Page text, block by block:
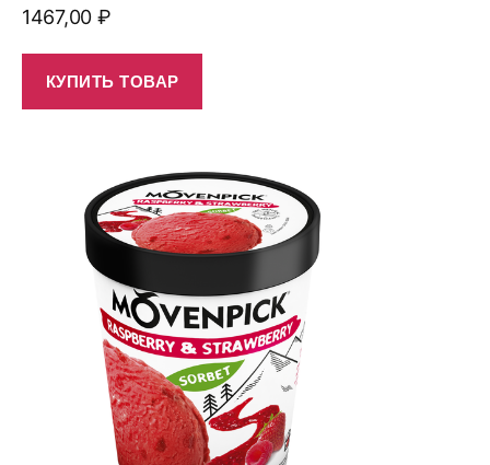
1467,00 ₽
КУПИТЬ ТОВАР